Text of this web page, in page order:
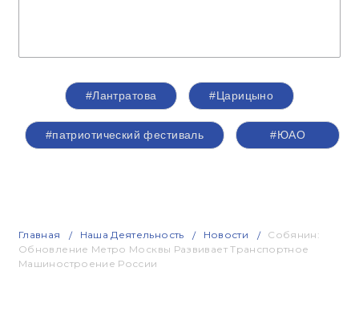
#Лантратова #Царицыно
#патриотический фестиваль #ЮАО
Главная Наша Деятельность Новости
Собянин:
Обновление Метро Москвы Развивает Транспортное
Машиностроение России